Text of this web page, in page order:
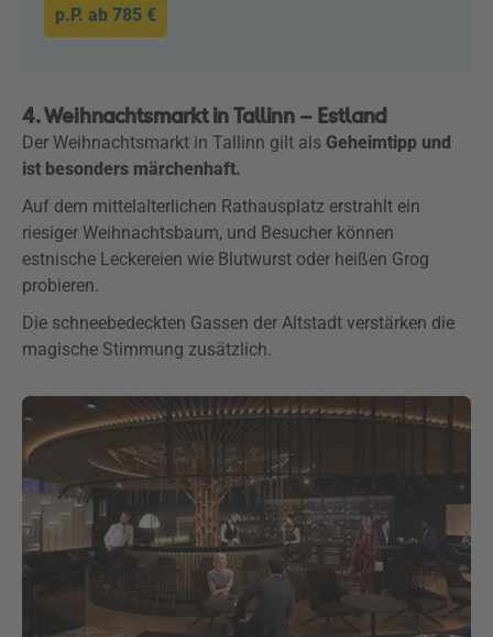
p.P. ab 785 €
4. Weihnachtsmarkt in Tallinn – Estland
Der Weihnachtsmarkt in Tallinn gilt als Geheimtipp und
ist besonders märchenhaft.
Auf dem mittelalterlichen Rathausplatz erstrahlt ein
riesiger Weihnachtsbaum, und Besucher können
estnische Leckereien wie Blutwurst oder heißen Grog
probieren.
Die schneebedeckten Gassen der Altstadt verstärken die
magische Stimmung zusätzlich.